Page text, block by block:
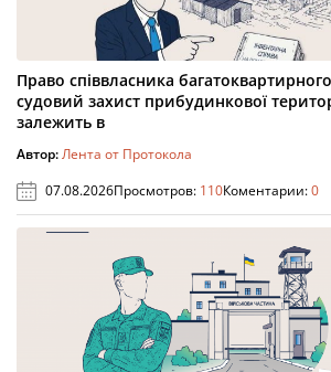
Право співвласника
судовий захист прибудинкової
залежить в
Автор:Лента от Протокола
07.08.2026Просмотров: 110Коментарии:0